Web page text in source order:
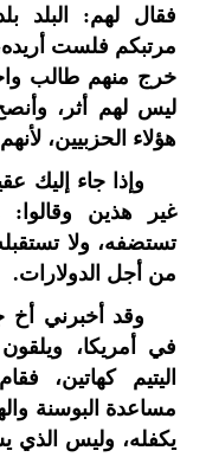
فقال لهم: البلد
مرتبكم فلست
خرج منهم طالب
ليس لهم أثر،
هؤلاء الحزبيين،
وإذا جاء إليك
غير هذين
تستضفه، ولا
من أجل الدولارات.
وقد أخبرني أخ
في أمريكا،
اليتيم كهاتين،
مساعدة البوسنة
يكفله، وليس الذي